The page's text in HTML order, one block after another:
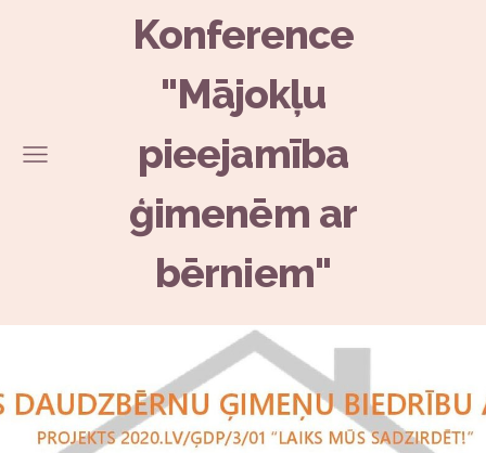
Konference
"Mājokļu
pieejamība
ģimenēm ar
bērniem"